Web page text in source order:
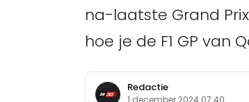
na-laatste Grand
hoe je de F1 GP van
Redactie